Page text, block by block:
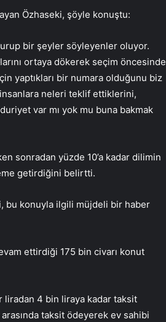
Özhaseki, şöyle konuştu:
bir şeyler söyleyenler oluyor.
ortaya dökerek seçim öncesinde
yaptıkları bir numara olduğunu biz
insanlara neleri teklif ettiklerini,
var mı yok mu buna bakmak
sonradan yüzde 10’a kadar dilimin
getirdiğini belirtti.
bu konuyla ilgili müjdeli bir haber
ettirdiği 175 bin civarı konut
liradan 4 bin liraya kadar taksit
taksit ödeyerek ev sahibi